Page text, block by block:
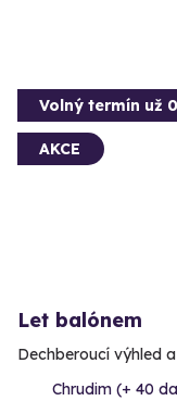
Volný termín už
AKCE
Let balónem
Dechberoucí výhled
Chrudim (+ 40